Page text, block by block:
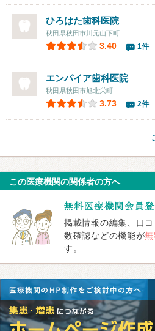
ひろはた歯科医院
秋田県秋田市川元山下町
3.40 1件
エンパイア歯科医院
秋田県秋田市旭北栄町
3.73 2件
この医療機関の関係者の方へ
掲載情報の編集、口
数確認などの機能が
す。